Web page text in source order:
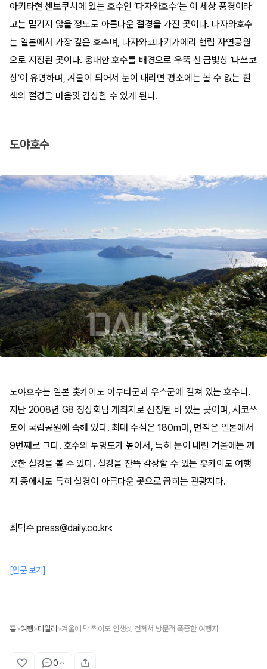
아키타현 센보쿠시에 있는 호수인 ‘다자와호수’는 이 세상 풍경이라
고는 믿기지 않을 정도로 아름다운 절경을 가진 곳이다. 다자와호수
는 일본에서 가장 깊은 호수며, 다자와코다키가에리 현립 자연공원
으로 지정된 곳이다. 웅대한 호수를 배경으로 우뚝 선 금빛상 ‘다쓰코
상’이 유명하며, 겨울이 되어서 눈이 내리면 평소에는 볼 수 없는 흰
색의 절경을 마음껏 감상할 수 있게 된다.​
도야호수
도야호수는 일본 홋카이도 아부타군과 우스군에 걸쳐 있는 호수다.
지난 2008년 G8 정상회담 개최지로 선정된 바 있는 곳이며, 시코쓰
토야 국립공원에 속해 있다. 최대 수심은 180m며, 면적은 일본에서
9번째로 크다. 호수의 투명도가 높아서, 특히 눈이 내린 겨울에는 깨
끗한 설경을 볼 수 있다. 설경을 잔뜩 감상할 수 있는 홋카이도 여행
지 중에서도 특히 설경이 아름다운 곳으로 꼽히는 관광지다.
최덕수 press@daily.co.kr<
[원문 보기]
홈>여행>데일리 >겨울에 막 찍어도 인생샷 건져서 방문객 폭증한 여행지
0